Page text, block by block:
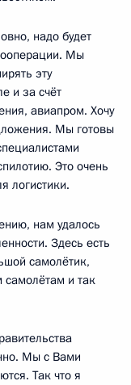
надо будет
Мы
эту
и за счёт
авиапром. Хочу
Мы готовы
Это очень
логистики.
нам удалось
Здесь есть
самолётик,
самолётам и так
Мы с Вами
Так что я